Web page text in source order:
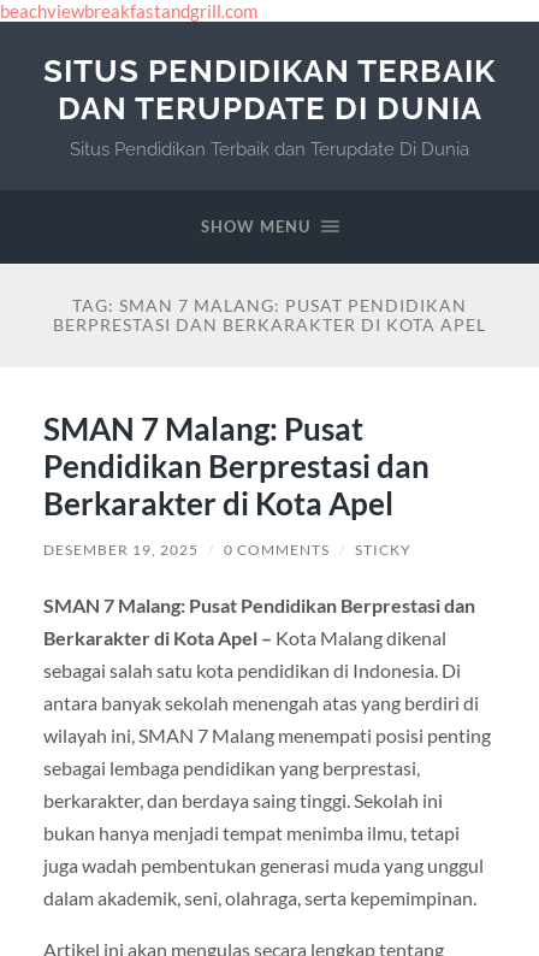
beachviewbreakfastandgrill.com
SITUS PENDIDIKAN TERBAIK
DAN TERUPDATE DI DUNIA
Situs Pendidikan Terbaik dan Terupdate Di Dunia
SHOW MENU
TAG: SMAN 7 MALANG: PUSAT PENDIDIKAN
BERPRESTASI DAN BERKARAKTER DI KOTA APEL
SMAN 7 Malang: Pusat
Pendidikan Berprestasi dan
Berkarakter di Kota Apel
DESEMBER 19, 2025 / 0 COMMENTS / STICKY
SMAN 7 Malang: Pusat Pendidikan Berprestasi dan
Berkarakter di Kota Apel – Kota Malang dikenal
sebagai salah satu kota pendidikan di Indonesia. Di
antara banyak sekolah menengah atas yang berdiri di
wilayah ini, SMAN 7 Malang menempati posisi penting
sebagai lembaga pendidikan yang berprestasi,
berkarakter, dan berdaya saing tinggi. Sekolah ini
bukan hanya menjadi tempat menimba ilmu, tetapi
juga wadah pembentukan generasi muda yang unggul
dalam akademik, seni, olahraga, serta kepemimpinan.
Artikel ini akan mengulas secara lengkap tentang